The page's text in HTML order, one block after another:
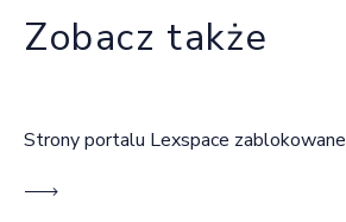
Zobacz także
Strony portalu Lexspace zablokowane